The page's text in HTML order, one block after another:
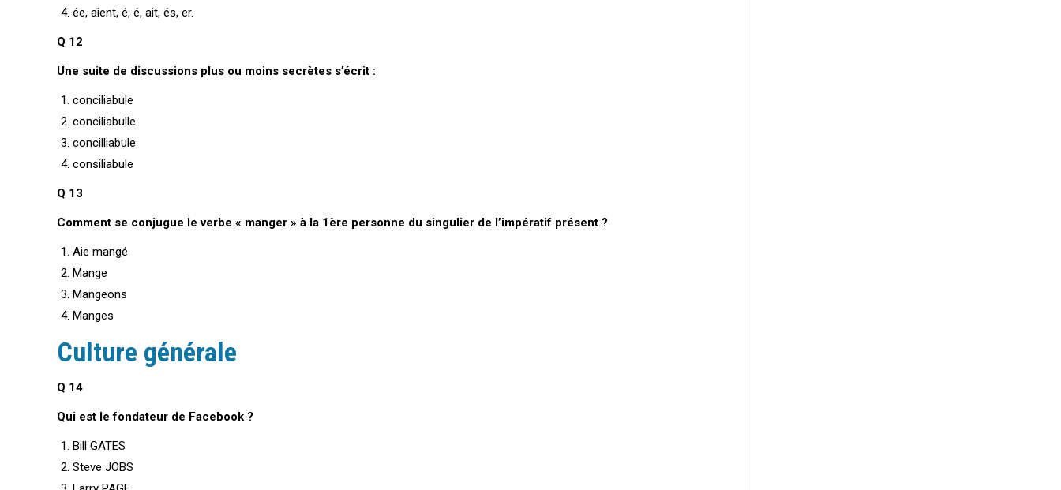
ée, aient, é, é, ait, és, er.
Q 12
Une suite de discussions plus ou moins secrètes s’écrit :
conciliabule
conciliabulle
concilliabule
consiliabule
Q 13
Comment se conjugue le verbe « manger » à la 1ère personne du singulier de l’impératif présent ?
Aie mangé
Mange
Mangeons
Manges
Culture générale
Q 14
Qui est le fondateur de Facebook ?
Bill GATES
Steve JOBS